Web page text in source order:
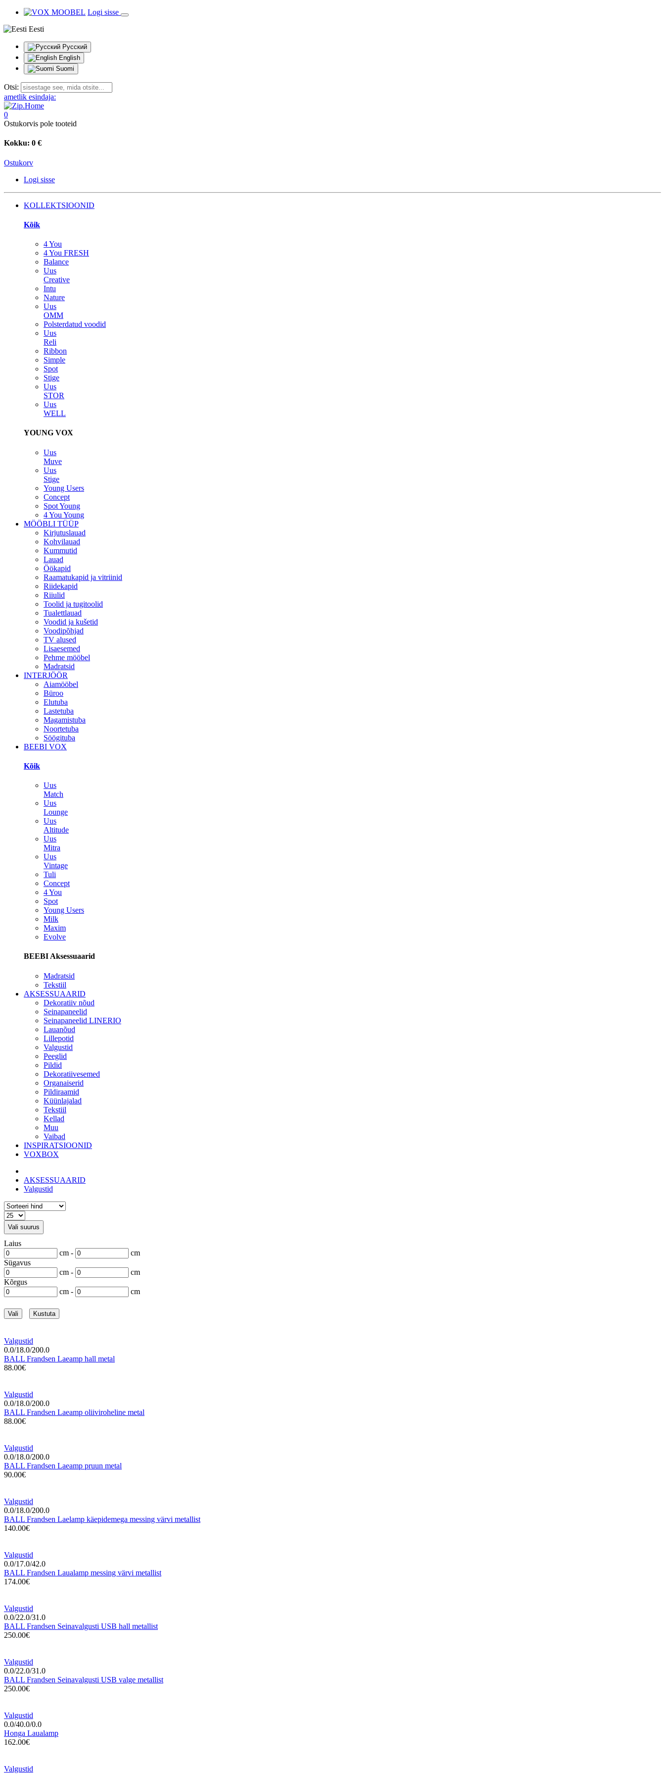
Logi sisse
Eesti
Русский
English
Suomi
Otsi:
ametlik esindaja:
0
Ostukorvis pole tooteid
Kokku: 0 €
Ostukorv
Logi sisse
KOLLEKTSIOONID
Kõik
4 You
4 You FRESH
Balance
Uus
Creative
Intu
Nature
Uus
OMM
Polsterdatud voodid
Uus
Reli
Ribbon
Simple
Spot
Stige
Uus
STOR
Uus
WELL
YOUNG VOX
Uus
Muve
Uus
Stige
Young Users
Concept
Spot Young
4 You Young
MÖÖBLI TÜÜP
Kirjutuslauad
Kohvilauad
Kummutid
Lauad
Öökapid
Raamatukapid ja vitriinid
Riidekapid
Riiulid
Toolid ja tugitoolid
Tualettlauad
Voodid ja kušetid
Voodipõhjad
TV alused
Lisaesemed
Pehme mööbel
Madratsid
INTERJÖÖR
Aiamööbel
Büroo
Elutuba
Lastetuba
Magamistuba
Noortetuba
Söögituba
BEEBI VOX
Kõik
Uus
Match
Uus
Lounge
Uus
Altitude
Uus
Mitra
Uus
Vintage
Tuli
Concept
4 You
Spot
Young Users
Milk
Maxim
Evolve
BEEBI Aksessuaarid
Madratsid
Tekstiil
AKSESSUAARID
Dekoratiiv nõud
Seinapaneelid
Seinapaneelid LINERIO
Lauanõud
Lillepotid
Valgustid
Peeglid
Pildid
Dekoratiivesemed
Organaiserid
Pildiraamid
Küünlajalad
Tekstiil
Kellad
Muu
Vaibad
INSPIRATSIOONID
VOXBOX
AKSESSUAARID
Valgustid
Vali suurus
Laius
cm -
cm
Sügavus
cm -
cm
Kõrgus
cm -
cm
Vali Kustuta
Valgustid
0.0/18.0/200.0
BALL Frandsen Laeamp hall metal
88.00€
Valgustid
0.0/18.0/200.0
BALL Frandsen Laeamp oliiviroheline metal
88.00€
Valgustid
0.0/18.0/200.0
BALL Frandsen Laeamp pruun metal
90.00€
Valgustid
0.0/18.0/200.0
BALL Frandsen Laelamp käepidemega messing värvi metallist
140.00€
Valgustid
0.0/17.0/42.0
BALL Frandsen Laualamp messing värvi metallist
174.00€
Valgustid
0.0/22.0/31.0
BALL Frandsen Seinavalgusti USB hall metallist
250.00€
Valgustid
0.0/22.0/31.0
BALL Frandsen Seinavalgusti USB valge metallist
250.00€
Valgustid
0.0/40.0/0.0
Honga Laualamp
162.00€
Valgustid